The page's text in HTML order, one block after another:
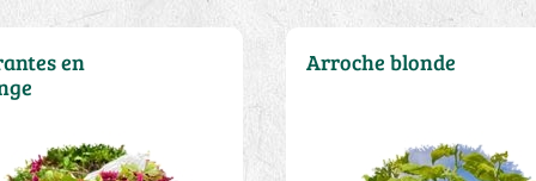
en
Arroche blonde